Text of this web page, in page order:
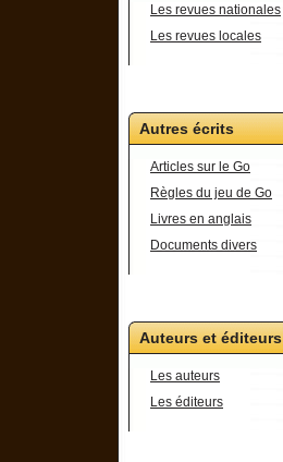
Les revues nationales
Les revues locales
Autres écrits
Articles sur le Go
Règles du jeu de Go
Livres en anglais
Documents divers
Auteurs et éditeurs
Les auteurs
Les éditeurs